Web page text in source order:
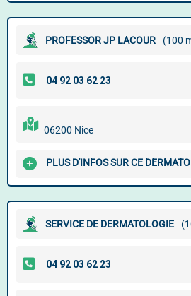
PROFESSOR JP LACOUR (100
06200 Nice
PLUS D'INFOS SUR CE
SERVICE DE DERMATOLOGIE